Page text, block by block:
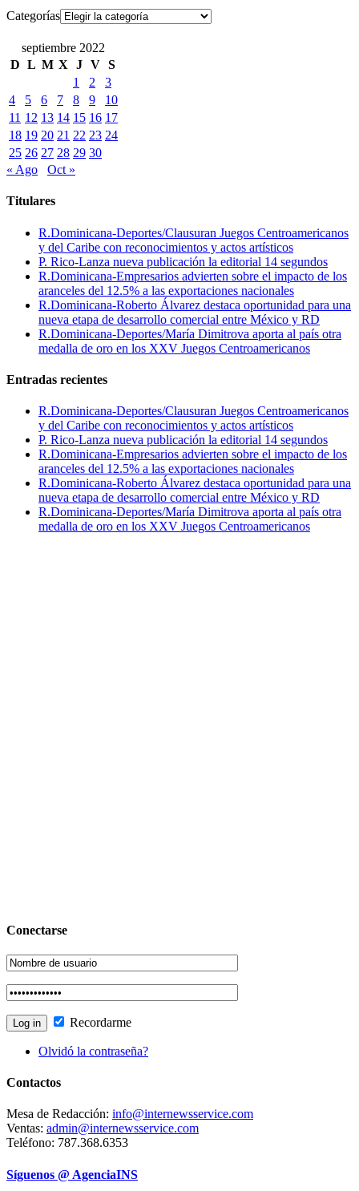
Categorías
septiembre 2022
D L M X J V S
1
2
3
4
5 6 7 8 9
10
11 12 13 14 15 16 17
18 19 20 21 22 23 24
25 26 27 28 29 30
« Ago
Oct »
Titulares
R.Dominicana-Deportes/Clausuran Juegos Centroamericanos
y del Caribe con reconocimientos y actos artísticos
P. Rico-Lanza nueva publicación la editorial 14 segundos
R.Dominicana-Empresarios advierten sobre el impacto de los
aranceles del 12.5% a las exportaciones nacionales
R.Dominicana-Roberto Álvarez destaca oportunidad para una
nueva etapa de desarrollo comercial entre México y RD
R.Dominicana-Deportes/María Dimitrova aporta al país otra
medalla de oro en los XXV Juegos Centroamericanos
Entradas recientes
R.Dominicana-Deportes/Clausuran Juegos Centroamericanos
y del Caribe con reconocimientos y actos artísticos
P. Rico-Lanza nueva publicación la editorial 14 segundos
R.Dominicana-Empresarios advierten sobre el impacto de los
aranceles del 12.5% a las exportaciones nacionales
R.Dominicana-Roberto Álvarez destaca oportunidad para una
nueva etapa de desarrollo comercial entre México y RD
R.Dominicana-Deportes/María Dimitrova aporta al país otra
medalla de oro en los XXV Juegos Centroamericanos
Conectarse
Recordarme
Olvidó la contraseña?
Contactos
Mesa de Redacción: info@internewsservice.com
Ventas: admin@internewsservice.com
Teléfono: 787.368.6353
Síguenos @ AgenciaINS